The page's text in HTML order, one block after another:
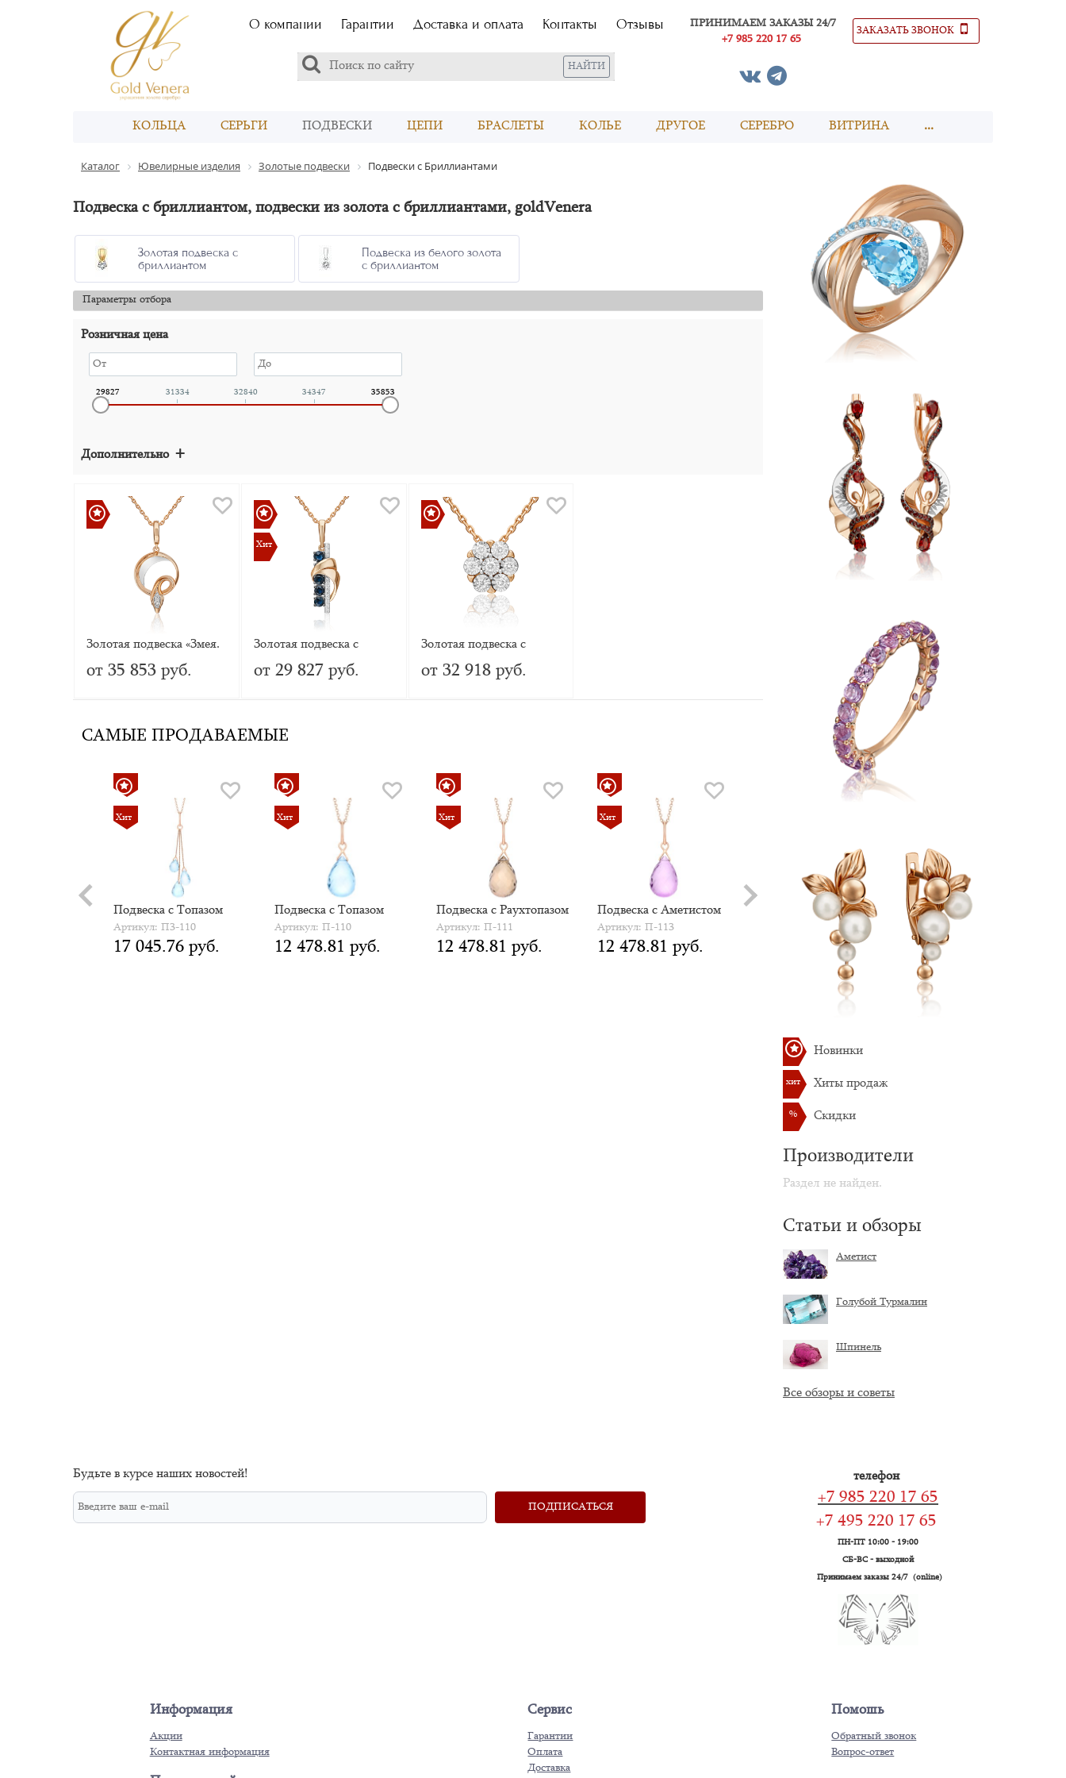
О компании Гарантии Доставка и оплата Контакты Отзывы
ПРИНИМАЕМ ЗАКАЗЫ 24/7
+7 985 220 17 65
ЗАКАЗАТЬ ЗВОНОК
КОЛЬЦА СЕРЬГИ ПОДВЕСКИ ЦЕПИ БРАСЛЕТЫ КОЛЬЕ ДРУГОЕ СЕРЕБРО ВИТРИНА ...
Каталог Ювелирные изделия Золотые подвески Подвески с Бриллиантами
Подвеска с бриллиантом, подвески из золота с бриллиантами, goldVenera
Золотая подвеска с
бриллиантом
Подвеска из белого золота
с бриллиантом
Параметры отбора
Розничная цена
29827 31334 32840 34347 35853
Дополнительно +
Золотая подвеска «Змея.
Безграничность
возможностей» с
бриллиантами
от 35 853 руб.
Хит
Хит
Золотая подвеска с
сапфирами и
бриллиантами
от 29 827 руб.
Золотая подвеска с
бриллиантами
от 32 918 руб.
САМЫЕ ПРОДАВАЕМЫЕ
Хит
Подвеска с Топазом
Артикул: П3-110
17 045.76 руб.
Хит
Подвеска с Топазом
Артикул: П-110
12 478.81 руб.
Хит
Подвеска с Раухтопазом
Артикул: П-111
12 478.81 руб.
Хит
Подвеска с Аметистом
Артикул: П-113
12 478.81 руб.
Подвеска с Цитрином
Артикул: П-114
12 478.81 руб.
Подвеска с Бирюзой
Артикул: П-102
12 221.19 руб.
Новинки
хит Хиты продаж
% Скидки
Производители
Раздел не найден.
Статьи и обзоры
Аметист
Голубой Турмалин
Шпинель
Все обзоры и советы
Будьте в курсе наших новостей!
ПОДПИСАТЬСЯ
телефон
+7 985 220 17 65
+7 495 220 17 65
ПН-ПТ 10:00 - 19:00
СБ-ВС - выходной
Принимаем заказы 24/7 (online)
Информация
Акции
Контактная информация
Сервис
Гарантии
Оплата
Доставка
Помошь
Обратный звонок
Вопрос-ответ